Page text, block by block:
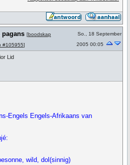
pagans [boodskap
#105955]
So., 18 September
2005 00:05
Lid
Engels Engels-Afrikaans van
wild, dol(sinnig)